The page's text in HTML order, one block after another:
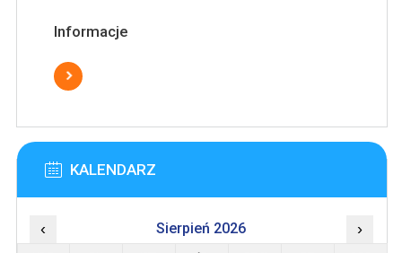
Informacje
KALENDARZ
‹ Sierpień 2026 ›